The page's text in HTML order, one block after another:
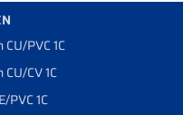
hay tư vấn chi tiết hơn các
điện Roman chính hãng
trợ tốt nhất các chính sách
PVC 1C
CV 1C
PVC 1C